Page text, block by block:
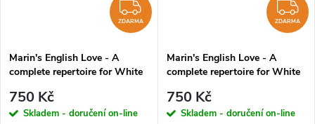
ZDARMA
ZDARMA
Marin's English Love - A
complete repertoire for White
verze ke stažení (anglicky)
750 Kč
Skladem - doručení on-line
ZDARMA
Marin's English Love - A
complete repertoire for White
verze ke stažení (anglicky)
750 Kč
Skladem - doručení on-line